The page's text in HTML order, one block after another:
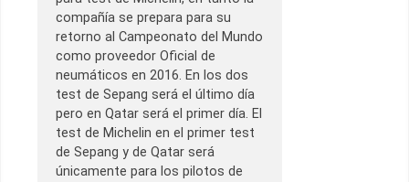
compañía se prepara para su
retorno al Campeonato del Mundo
como proveedor Oficial de
neumáticos en 2016. En los dos
test de Sepang será el último día
pero en Qatar será el primer día. El
test de Michelin en el primer test
de Sepang y de Qatar será
únicamente para los pilotos de